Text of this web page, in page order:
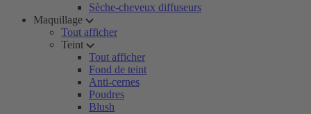
Sèche-cheveux diffuseurs
Maquillage
Tout afficher
Teint
Tout afficher
Fond de teint
Anti-cernes
Poudres
Blush